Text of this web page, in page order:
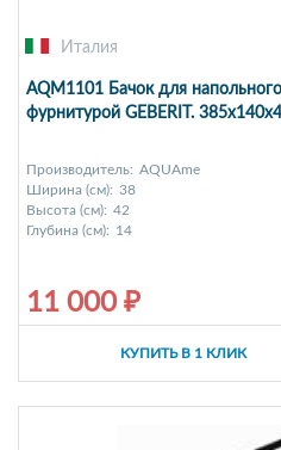
Италия
AQM1101 Бачок для
фурнитурой GEBERIT.
Производитель: AQUAme
Ширина (см): 38
Высота (см): 42
Глубина (см): 14
11 000 ₽
КУПИТЬ В 1 КЛИК